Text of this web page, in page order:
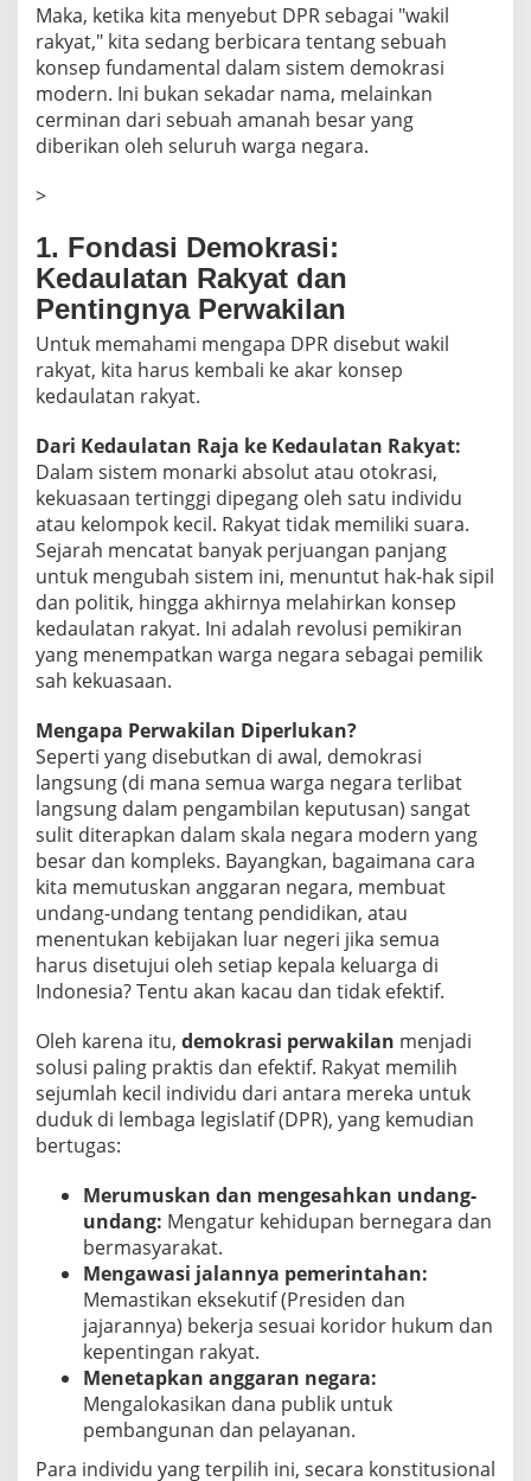
Maka, ketika kita menyebut DPR sebagai "wakil
rakyat," kita sedang berbicara tentang sebuah
konsep fundamental dalam sistem demokrasi
modern. Ini bukan sekadar nama, melainkan
cerminan dari sebuah amanah besar yang
diberikan oleh seluruh warga negara.
>
1. Fondasi Demokrasi:
Kedaulatan Rakyat dan
Pentingnya Perwakilan
Untuk memahami mengapa DPR disebut wakil
rakyat, kita harus kembali ke akar konsep
kedaulatan rakyat.
Dari Kedaulatan Raja ke Kedaulatan Rakyat:
Dalam sistem monarki absolut atau otokrasi,
kekuasaan tertinggi dipegang oleh satu individu
atau kelompok kecil. Rakyat tidak memiliki suara.
Sejarah mencatat banyak perjuangan panjang
untuk mengubah sistem ini, menuntut hak-hak sipil
dan politik, hingga akhirnya melahirkan konsep
kedaulatan rakyat. Ini adalah revolusi pemikiran
yang menempatkan warga negara sebagai pemilik
sah kekuasaan.
Mengapa Perwakilan Diperlukan?
Seperti yang disebutkan di awal, demokrasi
langsung (di mana semua warga negara terlibat
langsung dalam pengambilan keputusan) sangat
sulit diterapkan dalam skala negara modern yang
besar dan kompleks. Bayangkan, bagaimana cara
kita memutuskan anggaran negara, membuat
undang-undang tentang pendidikan, atau
menentukan kebijakan luar negeri jika semua
harus disetujui oleh setiap kepala keluarga di
Indonesia? Tentu akan kacau dan tidak efektif.
Oleh karena itu, demokrasi perwakilan menjadi
solusi paling praktis dan efektif. Rakyat memilih
sejumlah kecil individu dari antara mereka untuk
duduk di lembaga legislatif (DPR), yang kemudian
bertugas:
Merumuskan dan mengesahkan undang-
undang: Mengatur kehidupan bernegara dan
bermasyarakat.
Mengawasi jalannya pemerintahan:
Memastikan eksekutif (Presiden dan
jajarannya) bekerja sesuai koridor hukum dan
kepentingan rakyat.
Menetapkan anggaran negara:
Mengalokasikan dana publik untuk
pembangunan dan pelayanan.
Para individu yang terpilih ini, secara konstitusional